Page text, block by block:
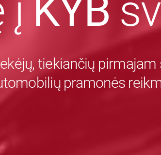
į KYB
tiekiančių pirmajam
pramonės